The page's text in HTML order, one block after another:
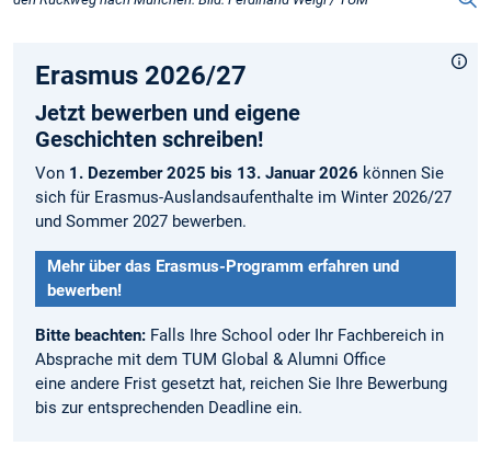
Erasmus 2026/27
Jetzt bewerben und eigene
Geschichten schreiben!
Von 1. Dezember 2025 bis 13. Januar 2026 können Sie
sich für Erasmus-Auslandsaufenthalte im Winter 2026/27
und Sommer 2027 bewerben.
Mehr über das Erasmus-Programm erfahren und
bewerben!
Bitte beachten: Falls Ihre School oder Ihr Fachbereich in
Absprache mit dem TUM Global & Alumni Office
eine andere Frist gesetzt hat, reichen Sie Ihre Bewerbung
bis zur entsprechenden Deadline ein.